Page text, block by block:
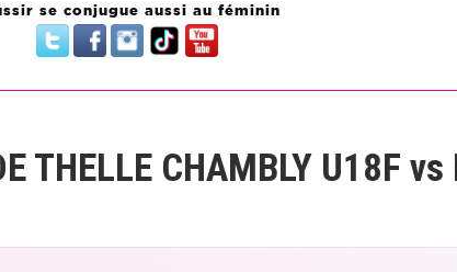
se conjugue aussi au féminin
THELLE CHAMBLY U18F vs